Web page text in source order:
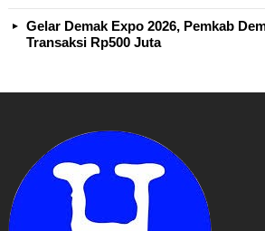
Gelar Demak Expo 2026, Pemkab
Transaksi Rp500 Juta